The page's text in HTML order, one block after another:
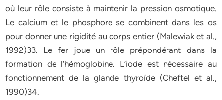
où leur rôle consiste à maintenir la pression osmotique.
Le calcium et le phosphore se combinent dans les os
pour donner une rigidité au corps entier (Malewiak et al.,
1992)33. Le fer joue un rôle prépondérant dans la
formation de l’hémoglobine. L’iode est nécessaire au
fonctionnement de la glande thyroïde (Cheftel et al.,
1990)34.